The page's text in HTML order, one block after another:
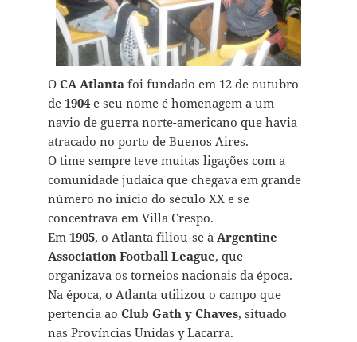
O CA Atlanta foi fundado em 12 de outubro
de 1904e seu nome é homenagem a um
navio de guerra norte-americano que havia
atracado no porto de Buenos Aires.
O time sempre teve muitas ligações com a
comunidade judaica que chegava em grande
número no início do século XX e se
concentrava em Villa Crespo.
Em 1905, o Atlanta filiou-se à Argentine
Association Football League, que
organizava os torneios nacionais da época.
Na época, o Atlanta utilizou o campo que
pertencia ao Club Gath y Chaves, situado
nas Províncias Unidas y Lacarra.